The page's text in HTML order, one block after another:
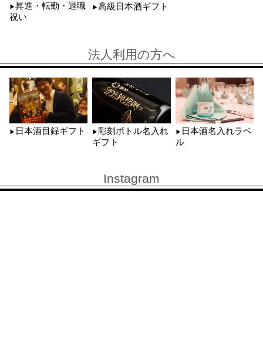
昇進・転勤・退職
祝い
高級日本酒ギフト
法人利用の方へ
日本酒目録ギフト
彫刻ボトル名入れ
ギフト
日本酒名入れラベ
ル
Instagram